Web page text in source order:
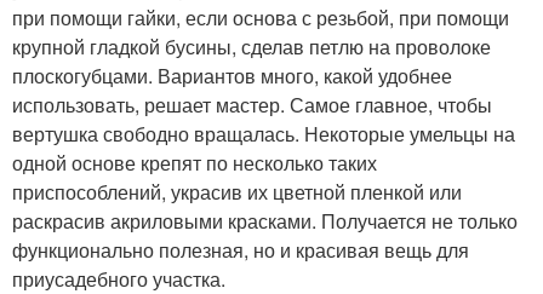
при помощи гайки, если основа с резьбой, при помощи
крупной гладкой бусины, сделав петлю на проволоке
плоскогубцами. Вариантов много, какой удобнее
использовать, решает мастер. Самое главное, чтобы
вертушка свободно вращалась. Некоторые умельцы на
одной основе крепят по несколько таких
приспособлений, украсив их цветной пленкой или
раскрасив акриловыми красками. Получается не только
функционально полезная, но и красивая вещь для
приусадебного участка.